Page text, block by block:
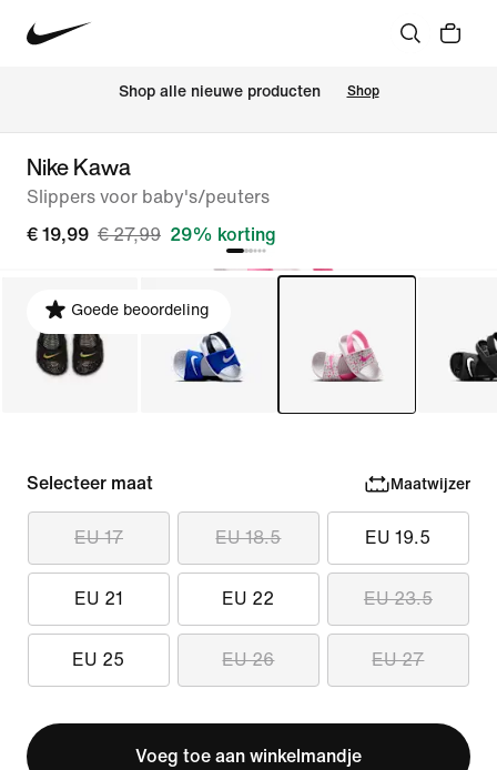
Shop alle nieuwe producten Shop
Nike Kawa
Slippers voor baby's/peuters
€ 19,99 € 27,99 29% korting
Goede beoordeling
Selecteer maat Maatwijzer
EU 17 EU 18.5 EU 19.5
EU 21 EU 22 EU 23.5
EU 25 EU 26 EU 27
Voeg toe aan winkelmandje